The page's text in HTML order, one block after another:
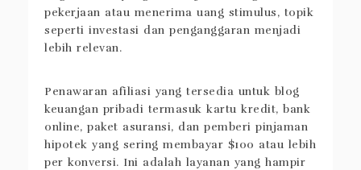
pekerjaan atau menerima uang stimulus, topik
seperti investasi dan penganggaran menjadi
lebih relevan.
Penawaran afiliasi yang tersedia untuk blog
keuangan pribadi termasuk kartu kredit, bank
online, paket asuransi, dan pemberi pinjaman
hipotek yang sering membayar $100 atau lebih
per konversi. Ini adalah layanan yang hampir